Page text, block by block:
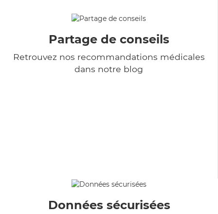
Partage de conseils
Retrouvez nos recommandations médicales
dans notre blog
Données sécurisées